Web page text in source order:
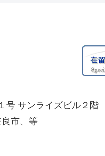
号 サンライズビル２階
市、等